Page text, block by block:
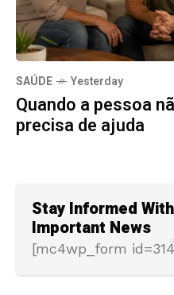
SAÚDE Yesterday
Quando a pessoa
precisa de ajuda
Stay Informed
Important News
[mc4wp_form